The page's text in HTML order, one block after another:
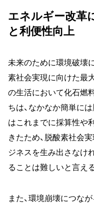
エネルギー改革
と利便性向上
未来のために環境破壊
素社会実現に向けた最
の生活において化石燃
ちは、なかなか簡単に
はこれまでに採算性や
きたため、脱酸素社会
ジネスを生み出さなけ
ることは難しいと言え
また、環境崩壊につな